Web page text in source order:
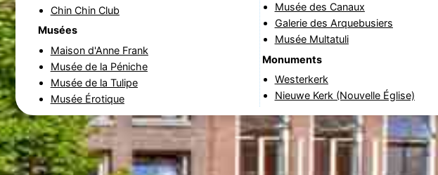
Chin Chin Club
Musées
Maison d'Anne Frank
Musée de la Péniche
Musée de la Tulipe
Musée Érotique
Musée des Canaux
Galerie des Arquebusiers
Musée Multatuli
Monuments
Westerkerk
Nieuwe Kerk (Nouvelle Église)